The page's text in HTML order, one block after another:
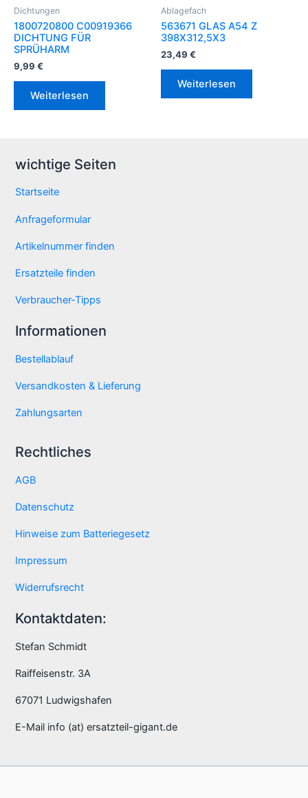
Dichtungen
1800720800 C00919366
DICHTUNG FÜR
SPRÜHARM
9,99 €
Weiterlesen
Ablagefach
563671 GLAS A54 Z
398X312,5X3
23,49 €
Weiterlesen
wichtige Seiten
Startseite
Anfrageformular
Artikelnummer finden
Ersatzteile finden
Verbraucher-Tipps
Informationen
Bestellablauf
Versandkosten & Lieferung
Zahlungsarten
Rechtliches
AGB
Datenschutz
Hinweise zum Batteriegesetz
Impressum
Widerrufsrecht
Kontaktdaten:
Stefan Schmidt
Raiffeisenstr. 3A
67071 Ludwigshafen
E-Mail info (at) ersatzteil-gigant.de